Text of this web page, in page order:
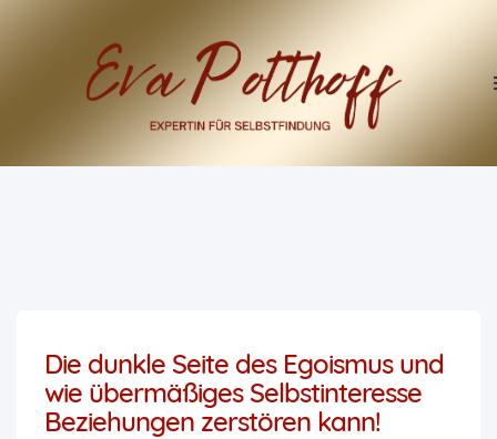
Die dunkle Seite des Egoismus und
wie übermäßiges Selbstinteresse
Beziehungen zerstören kann!